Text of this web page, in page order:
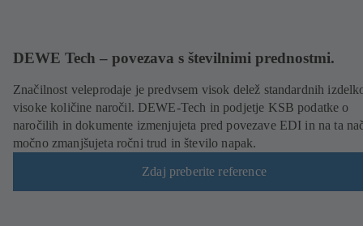
DEWE Tech – povezava s številnimi prednostmi.
Značilnost veleprodaje je predvsem visok delež standardnih
visoke količine naročil. DEWE-Tech in podjetje KSB podatke o
naročilih in dokumente izmenjujeta pred povezave EDI in na ta
močno zmanjšujeta ročni trud in število napak.
Zdaj preberite reference